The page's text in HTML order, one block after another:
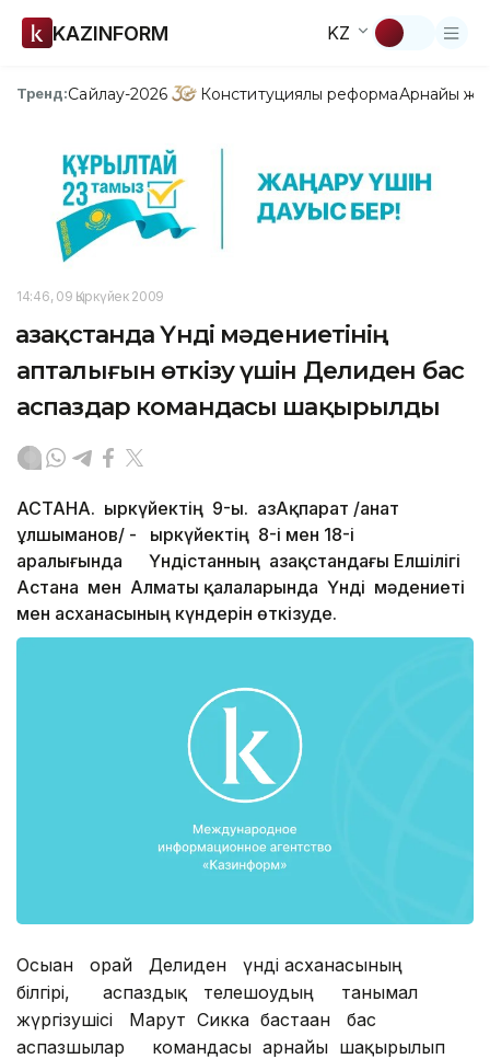
KAZINFORM KZ
Тренд:Сайлау-2026 Конституциялық реформаАрнайы
14:46, 09 Қыркүйек 2009
Қазақстанда Үнді мәдениетінің
апталығын өткізу үшін Делиден бас
аспаздар командасы шақырылды
АСТАНА. Қыркүйектің 9-ы. ҚазАқпарат /Қанат
Құлшыманов/ - Қыркүйектің 8-і мен 18-і
аралығында Үндістанның Қазақстандағы Елшілігі
Астана мен Алматы қалаларында Үнді мәдениеті
мен асханасының күндерін өткізуде.
Осыған орай Делиден үнді асханасының
білгірі, аспаздық телешоудың танымал
жүргізушісі Марут Сикка бастаған бас
аспазшылар командасы арнайы шақырылып